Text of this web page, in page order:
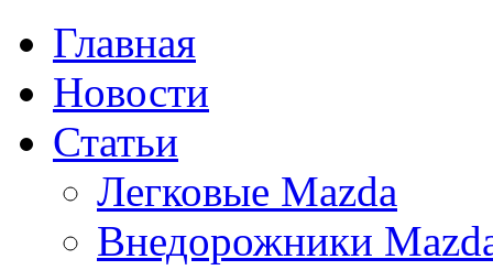
Главная
Новости
Статьи
Легковые Mazda
Внедорожники